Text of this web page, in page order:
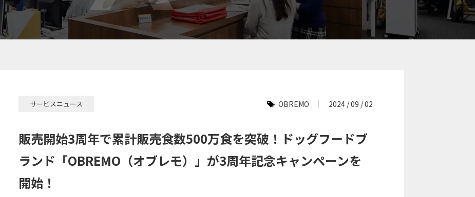
サービスニュース OBREMO 2024 / 09 / 02
販売開始3周年で累計販売食数500万食を突破！ドッグフードブ
ランド「OBREMO（オブレモ）」が3周年記念キャンペーンを
開始！